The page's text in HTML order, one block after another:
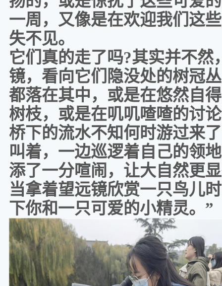
一周，又像是在欢迎我们这
失不见。
它们真的走了吗?其实并不然
镜，看向它们隐没处的树冠
都落在其中，或是在悠然自
树枝，或是在叽叽喳喳的讨
桥下的流水不知何时游过来
叫着，一边巡逻着自己的领
添了一分喧闹，让大自然更
当拿着望远镜欣赏一只鸟儿
下你和一只可爱的小精灵。 ”